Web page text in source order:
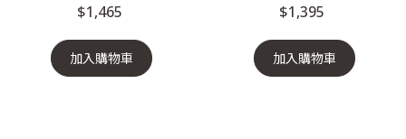
$1,465
加入購物車
$1,395
加入購物車